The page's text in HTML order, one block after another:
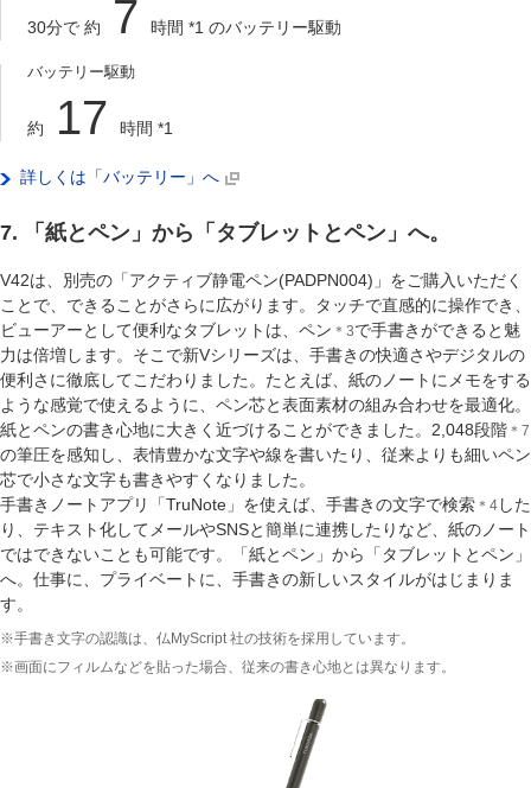
30分で 約 7 時間 *1 のバッテリー駆動
バッテリー駆動
約 17 時間 *1
詳しくは「バッテリー」へ
7. 「紙とペン」から「タブレットとペン」へ。
V42は、別売の「アクティブ静電ペン(PADPN004)」をご購入いただく
ことで、できることがさらに広がります。タッチで直感的に操作でき、
ビューアーとして便利なタブレットは、ペン ＊3で手書きができると魅
力は倍増します。そこで新Vシリーズは、手書きの快適さやデジタルの
便利さに徹底してこだわりました。たとえば、紙のノートにメモをする
ような感覚で使えるように、ペン芯と表面素材の組み合わせを最適化。
紙とペンの書き心地に大きく近づけることができました。2,048段階 ＊7
の筆圧を感知し、表情豊かな文字や線を書いたり、従来よりも細いペン
芯で小さな文字も書きやすくなりました。
手書きノートアプリ「TruNote」を使えば、手書きの文字で検索 ＊4 した
り、テキスト化してメールやSNSと簡単に連携したりなど、紙のノート
ではできないことも可能です。「紙とペン」から「タブレットとペン」
へ。仕事に、プライベートに、手書きの新しいスタイルがはじまりま
す。
※手書き文字の認識は、仏MyScript 社の技術を採用しています。
※画面にフィルムなどを貼った場合、従来の書き心地とは異なります。